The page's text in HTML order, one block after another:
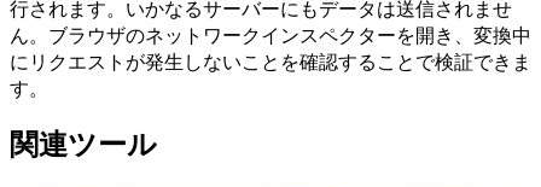
行されます。いかなるサーバーにもデータは送信されませ
ん。ブラウザのネットワークインスペクターを開き、変換中
にリクエストが発生しないことを確認することで検証できま
す。
関連ツール